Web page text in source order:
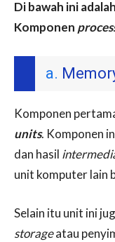
Di bawah ini
Komponen
a.
Komponen
units. Komponen
dan hasil
unit komputer lain
Selain itu unit ini
storageatau